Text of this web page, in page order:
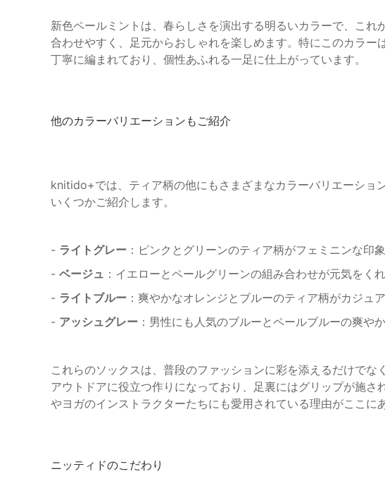
新色ペールミントは、春らしさを演出する明るいカラーで、これ
合わせやすく、足元からおしゃれを楽しめます。特にこのカラー
丁寧に編まれており、個性あふれる一足に仕上がっています。
他のカラーバリエーションもご紹介
knitido+では、ティア柄の他にもさまざまなカラーバリエーショ
いくつかご紹介します。
- ライトグレー ：ピンクとグリーンのティア柄がフェミニンな印象
- ベージュ ：イエローとペールグリーンの組み合わせが元気をく
- ライトブルー ：爽やかなオレンジとブルーのティア柄がカジュア
- アッシュグレー ：男性にも人気のブルーとペールブルーの爽やか
これらのソックスは、普段のファッションに彩を添えるだけで
アウトドアに役立つ作りになっており、足裏にはグリップが施さ
やヨガのインストラクターたちにも愛用されている理由がここに
ニッティドのこだわり